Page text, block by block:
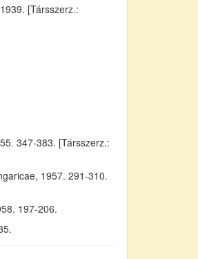
[Társszerz.:
347-383. [Társszerz.:
1957. 291-310.
197-206.